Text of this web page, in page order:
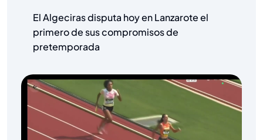
El Algeciras disputa hoy en Lanzarote el
primero de sus compromisos de
pretemporada